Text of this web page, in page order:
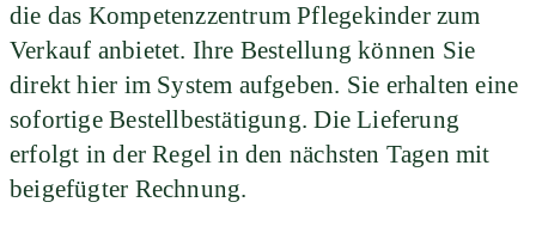
die das Kompetenzzentrum Pflegekinder zum
Verkauf anbietet. Ihre Bestellung können Sie
direkt hier im System aufgeben. Sie erhalten eine
sofortige Bestellbestätigung. Die Lieferung
erfolgt in der Regel in den nächsten Tagen mit
beigefügter Rechnung.